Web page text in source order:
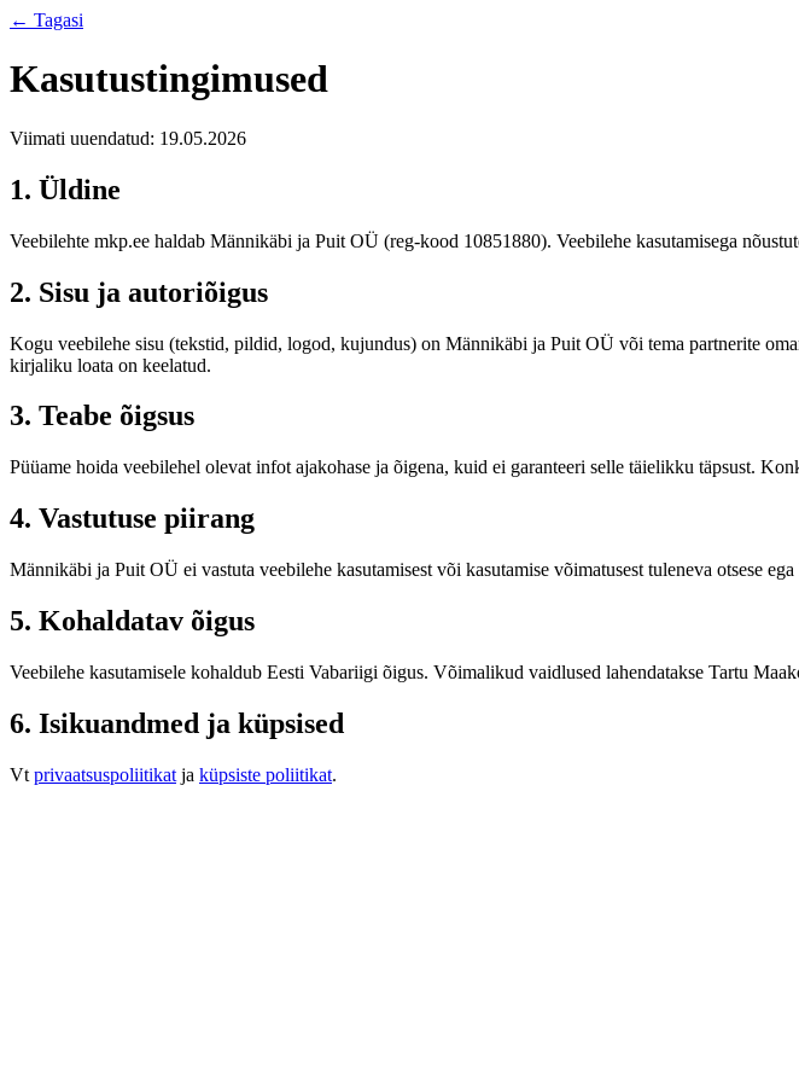
← Tagasi
Kasutustingimused
Viimati uuendatud: 19.05.2026
1. Üldine
Veebilehte mkp.ee haldab Männikäbi ja Puit OÜ (reg-kood 10851880). Veebilehe kasutamisega
2. Sisu ja autoriõigus
Kogu veebilehe sisu (tekstid, pildid, logod, kujundus) on Männikäbi ja Puit OÜ või tema partnerite
kirjaliku loata on keelatud.
3. Teabe õigsus
Püüame hoida veebilehel olevat infot ajakohase ja õigena, kuid ei garanteeri selle täielikku täpsust.
4. Vastutuse piirang
Männikäbi ja Puit OÜ ei vastuta veebilehe kasutamisest või kasutamise võimatusest tuleneva otsese
5. Kohaldatav õigus
Veebilehe kasutamisele kohaldub Eesti Vabariigi õigus. Võimalikud vaidlused lahendatakse Tartu
6. Isikuandmed ja küpsised
Vt privaatsuspoliitikat ja küpsiste poliitikat.